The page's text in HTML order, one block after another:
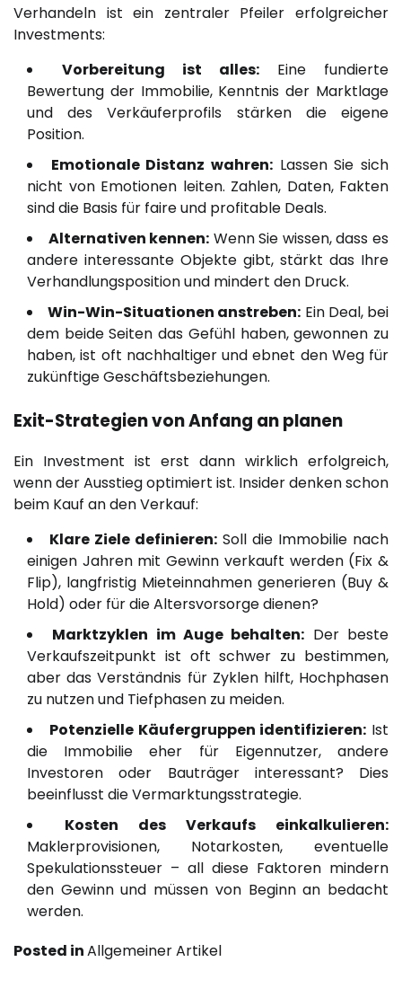
Verhandeln ist ein zentraler Pfeiler erfolgreicher
Investments:
Vorbereitung ist alles: Eine fundierte
Bewertung der Immobilie, Kenntnis der Marktlage
und des Verkäuferprofils stärken die eigene
Position.
Emotionale Distanz wahren: Lassen Sie sich
nicht von Emotionen leiten. Zahlen, Daten, Fakten
sind die Basis für faire und profitable Deals.
Alternativen kennen: Wenn Sie wissen, dass es
andere interessante Objekte gibt, stärkt das Ihre
Verhandlungsposition und mindert den Druck.
Win-Win-Situationen anstreben: Ein Deal, bei
dem beide Seiten das Gefühl haben, gewonnen zu
haben, ist oft nachhaltiger und ebnet den Weg für
zukünftige Geschäftsbeziehungen.
Exit-Strategien von Anfang an planen
Ein Investment ist erst dann wirklich erfolgreich,
wenn der Ausstieg optimiert ist. Insider denken schon
beim Kauf an den Verkauf:
Klare Ziele definieren: Soll die Immobilie nach
einigen Jahren mit Gewinn verkauft werden (Fix &
Flip), langfristig Mieteinnahmen generieren (Buy &
Hold) oder für die Altersvorsorge dienen?
Marktzyklen im Auge behalten: Der beste
Verkaufszeitpunkt ist oft schwer zu bestimmen,
aber das Verständnis für Zyklen hilft, Hochphasen
zu nutzen und Tiefphasen zu meiden.
Potenzielle Käufergruppen identifizieren: Ist
die Immobilie eher für Eigennutzer, andere
Investoren oder Bauträger interessant? Dies
beeinflusst die Vermarktungsstrategie.
Kosten des Verkaufs einkalkulieren:
Maklerprovisionen, Notarkosten, eventuelle
Spekulationssteuer – all diese Faktoren mindern
den Gewinn und müssen von Beginn an bedacht
werden.
Posted inAllgemeiner Artikel